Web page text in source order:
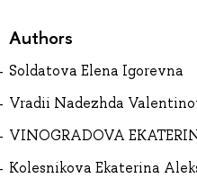
Authors
Soldatova Elena Igorevna
Vradii Nadezhda
VINOGRADOVA
Kolesnikova Ekaterina